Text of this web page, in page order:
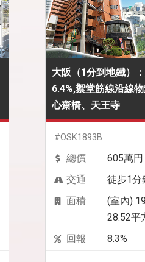
大阪（1分到地鐵）
6.4%,禦堂筋線沿線
心齋橋、天王寺
#OSK1893B
總價
605萬
交通
徒步1分
面積
(室內)
28.52平
回報
8.3%